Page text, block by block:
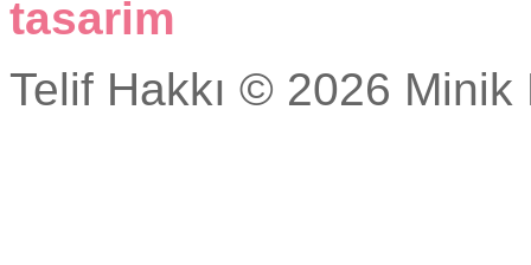
Telif Hakkı © 2026 Minik